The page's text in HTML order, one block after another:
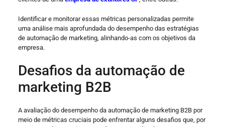
Identificar e monitorar essas métricas personalizadas permite
uma análise mais aprofundada do desempenho das estratégias
de automação de marketing, alinhando-as com os objetivos da
empresa.
Desafios da automação de
marketing B2B
A avaliação do desempenho da automação de marketing B2B por
meio de métricas cruciais pode enfrentar alguns desafios que, por